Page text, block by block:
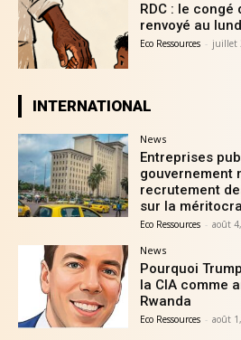
RDC : le
renvoyé au
Eco Ressources - juillet
INTERNATIONAL
News
Entreprises
gouvernement
recrutement
sur la
Eco Ressources - août
News
Pourquoi
la CIA comme
Rwanda
Eco Ressources - août